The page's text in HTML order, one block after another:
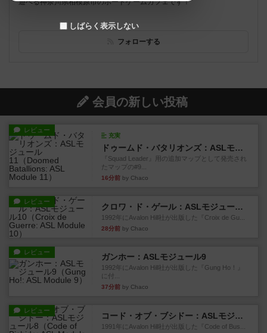
遊べる神奈川県相模原市のボードゲームカフェです！
フォローする
会員の新しい投稿
レビュー
充実
ドゥームド・バタリオンズ：ASLモジュール11
『Squad Leader』用の追加マップとして発売され
たマップの#9...
16分前 by Chaco
レビュー
クロワ・ド・ゲール：ASLモジュール10
1992年にAvalon Hill社が出版した『Croix de Gu...
28分前 by Chaco
レビュー ガンホー：ASLモジュール9
1992年にAvalon Hill社が出版した『Gung Ho！』
に付...
37分前 by Chaco
レビュー
コード・オブ・ブシドー：ASLモジュール8
1991年にAvalon Hill社が出版した『Code of Bus...
しばらく表示しない